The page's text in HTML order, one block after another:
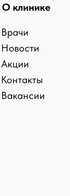
О клинике
Врачи
Новости
Акции
Контакты
Вакансии